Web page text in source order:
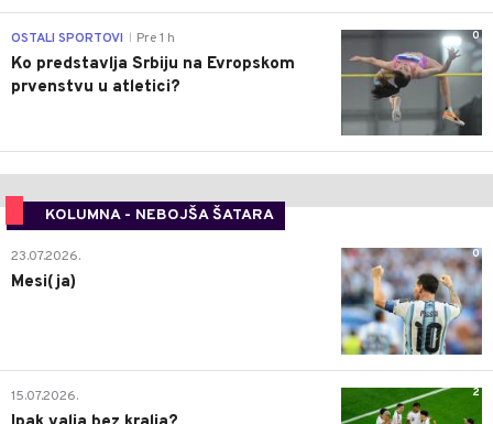
0
OSTALI SPORTOVI Pre 1 h
Ko predstavlja Srbiju na Evropskom
prvenstvu u atletici?
KOLUMNA - NEBOJŠA ŠATARA
0
23.07.2026.
Mesi(ja)
2
15.07.2026.